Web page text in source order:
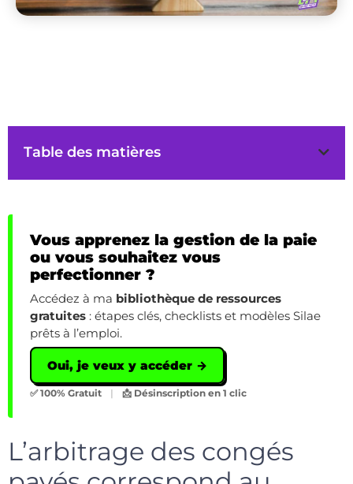
Table des matières
Vous apprenez la gestion de la paie
ou vous souhaitez vous
perfectionner ?
Accédez à ma bibliothèque de ressources
gratuites : étapes clés, checklists et modèles Silae
prêts à l’emploi.
Oui, je veux y accéder →
✅ 100% Gratuit | 📩 Désinscription en 1 clic
L’arbitrage des congés